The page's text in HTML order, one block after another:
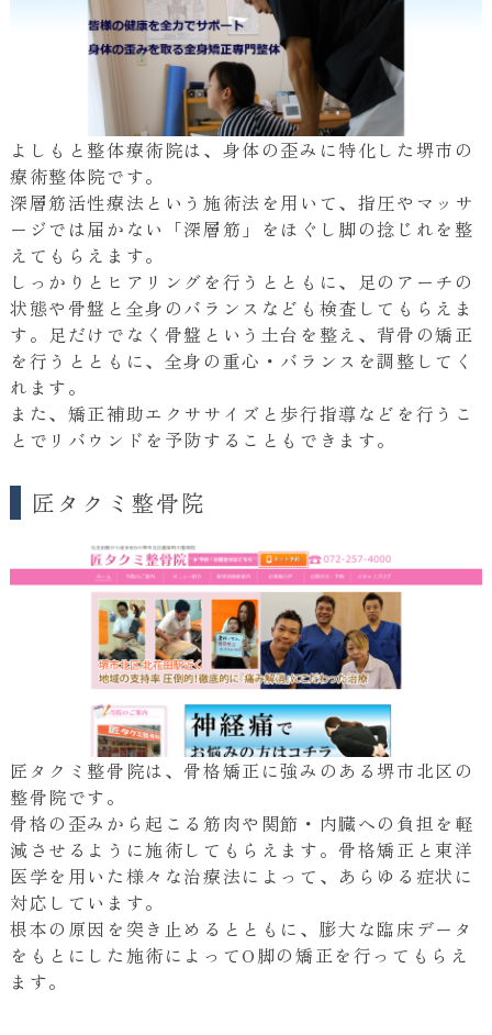
よしもと整体療術院は、身体の歪みに特化した堺市の
療術整体院です。
深層筋活性療法という施術法を用いて、指圧やマッサ
ージでは届かない「深層筋」をほぐし脚の捻じれを整
えてもらえます。
しっかりとヒアリングを行うとともに、足のアーチの
状態や骨盤と全身のバランスなども検査してもらえま
す。足だけでなく骨盤という土台を整え、背骨の矯正
を行うとともに、全身の重心・バランスを調整してく
れます。
また、矯正補助エクササイズと歩行指導などを行うこ
とでリバウンドを予防することもできます。
匠タクミ整骨院
匠タクミ整骨院は、骨格矯正に強みのある堺市北区の
整骨院です。
骨格の歪みから起こる筋肉や関節・内臓への負担を軽
減させるように施術してもらえます。骨格矯正と東洋
医学を用いた様々な治療法によって、あらゆる症状に
対応しています。
根本の原因を突き止めるとともに、膨大な臨床データ
をもとにした施術によってO脚の矯正を行ってもらえ
ます。